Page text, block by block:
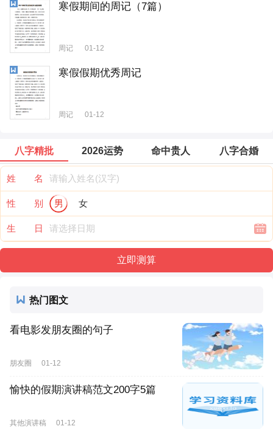
寒假期间的周记（7篇）
周记 01-12
寒假假期优秀周记
周记 01-12
八字精批 2026运势 命中贵人 八字合婚
姓 名
性 别 男 女
生 日
热门图文
看电影发朋友圈的句子
朋友圈 01-12
愉快的假期演讲稿范文200字5篇
其他演讲稿 01-12